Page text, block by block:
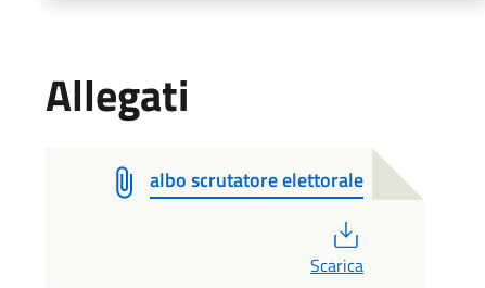
Allegati
albo scrutatore elettorale
Scarica